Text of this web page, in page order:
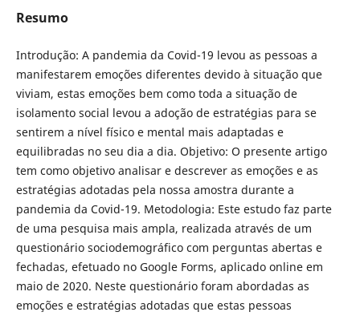
Resumo
Introdução: A pandemia da Covid-19 levou as pessoas a
manifestarem emoções diferentes devido à situação que
viviam, estas emoções bem como toda a situação de
isolamento social levou a adoção de estratégias para se
sentirem a nível físico e mental mais adaptadas e
equilibradas no seu dia a dia. Objetivo: O presente artigo
tem como objetivo analisar e descrever as emoções e as
estratégias adotadas pela nossa amostra durante a
pandemia da Covid-19. Metodologia: Este estudo faz parte
de uma pesquisa mais ampla, realizada através de um
questionário sociodemográfico com perguntas abertas e
fechadas, efetuado no Google Forms, aplicado online em
maio de 2020. Neste questionário foram abordadas as
emoções e estratégias adotadas que estas pessoas